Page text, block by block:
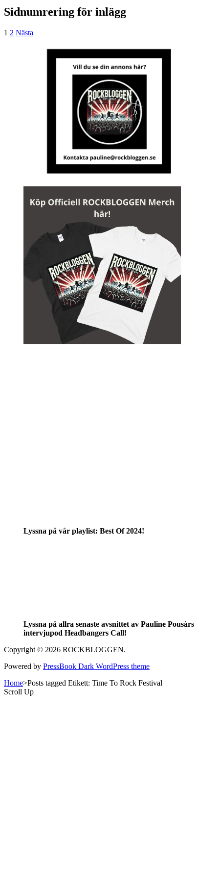
Sidnumrering för inlägg
1 2 Nästa
Lyssna på vår playlist: Best Of 2024!
Lyssna på allra senaste avsnittet av Pauline Pousàrs
intervjupod Headbangers Call!
Copyright © 2026 ROCKBLOGGEN.
Powered by PressBook Dark WordPress theme
Home>Posts tagged Etikett: Time To Rock Festival
Scroll Up